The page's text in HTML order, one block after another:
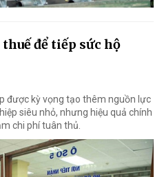
để tiếp sức hộ
được kỳ vọng tạo thêm nguồn lực
siêu nhỏ, nhưng hiệu quả chính
chi phí tuân thủ.